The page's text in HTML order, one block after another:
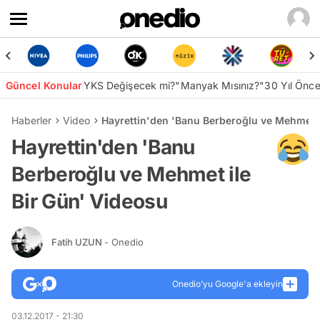
Güncel KonularYKS Değişecek mi?"Manyak Mısınız?"30 Yıl
Haberler Video Hayrettin'den 'Banu Berberoğlu ve Mehmet
Hayrettin'den 'Banu
Berberoğlu ve Mehmet ile
Bir Gün' Videosu
Fatih UZUN - Onedio
Onedio’yu Google'a ekleyin
03.12.2017 - 21:30